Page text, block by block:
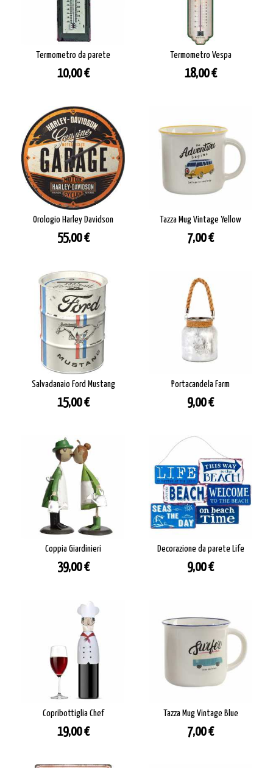
Termometro da parete
Prezzo
10,00 €
Termometro Vespa
Prezzo
18,00 €
Orologio Harley Davidson
Prezzo
55,00 €
Tazza Mug Vintage Yellow
Prezzo
7,00 €
Salvadanaio Ford Mustang
Prezzo
15,00 €
Portacandela Farm
Prezzo
9,00 €
Coppia Giardinieri
Prezzo
39,00 €
Decorazione da parete Life
Prezzo
9,00 €
Copribottiglia Chef
Prezzo
19,00 €
Tazza Mug Vintage Blue
Prezzo
7,00 €